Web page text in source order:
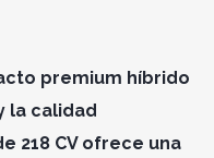
premium híbrido
la calidad
218 CV ofrece una